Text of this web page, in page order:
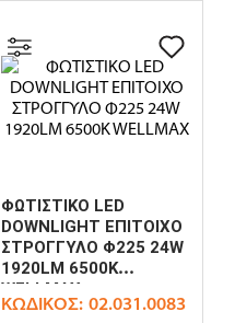
ΦΩΤΙΣΤΙΚΟ LED
DOWNLIGHT ΕΠΙΤΟΙΧΟ
ΣΤΡΟΓΓΥΛΟ Φ225 24W
1920LM 6500K
WELLMAX
ΚΩΔΙΚΌΣ: 02.031.0083